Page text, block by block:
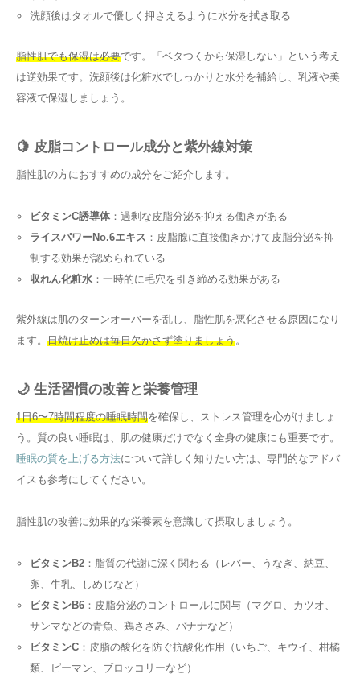
洗顔後はタオルで優しく押さえるように水分を拭き取る
脂性肌でも保湿は必要です。「ベタつくから保湿しない」という考え
は逆効果です。洗顔後は化粧水でしっかりと水分を補給し、乳液や美
容液で保湿しましょう。
🍋 皮脂コントロール成分と紫外線対策
脂性肌の方におすすめの成分をご紹介します。
ビタミンC誘導体：過剰な皮脂分泌を抑える働きがある
ライスパワーNo.6エキス ：皮脂腺に直接働きかけて皮脂分泌を抑
制する効果が認められている
収れん化粧水：一時的に毛穴を引き締める効果がある
紫外線は肌のターンオーバーを乱し、脂性肌を悪化させる原因になり
ます。 日焼け止めは毎日欠かさず塗りましょう。
🌙 生活習慣の改善と栄養管理
1日6〜7時間程度の睡眠時間を確保し、ストレス管理を心がけましょ
う。質の良い睡眠は、肌の健康だけでなく全身の健康にも重要です。
睡眠の質を上げる方法について詳しく知りたい方は、専門的なアドバ
イスも参考にしてください。
脂性肌の改善に効果的な栄養素を意識して摂取しましょう。
ビタミンB2：脂質の代謝に深く関わる（レバー、うなぎ、納豆、
卵、牛乳、しめじなど）
ビタミンB6：皮脂分泌のコントロールに関与（マグロ、カツオ、
サンマなどの青魚、鶏ささみ、バナナなど）
ビタミンC：皮脂の酸化を防ぐ抗酸化作用（いちご、キウイ、柑橘
類、ピーマン、ブロッコリーなど）